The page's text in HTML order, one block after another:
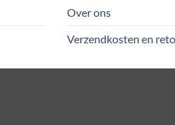
Over ons
Verzendkosten en